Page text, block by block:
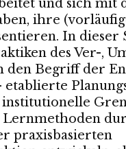
und sich mit
ihre
In dieser
des Ver-,
den Begriff der
institutionelle
Lernmethoden
praxisbasierten